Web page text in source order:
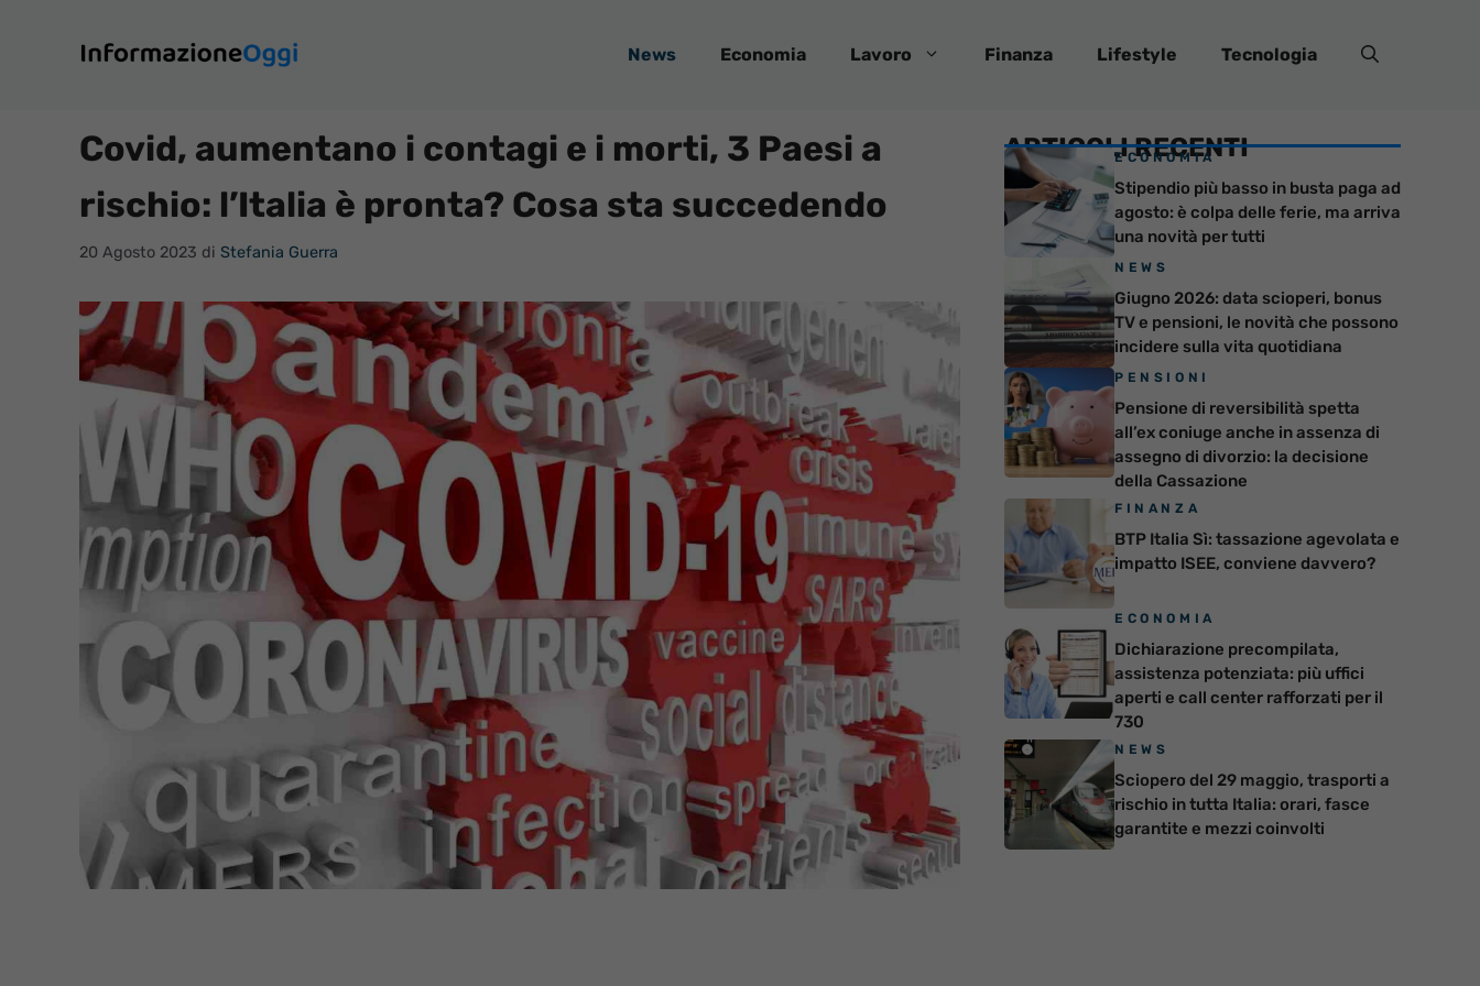
contenuto
News Economia Lavoro Finanza Lifestyle Tecnologia
Covid, aumentano i contagi e i morti, 3 Paesi a
rischio: l’Italia è pronta? Cosa sta succedendo
20 Agosto 2023 di Stefania Guerra
ARTICOLI RECENTI
ECONOMIA
Stipendio più basso in busta paga ad
agosto: è colpa delle ferie, ma arriva
una novità per tutti
NEWS
Giugno 2026: data scioperi, bonus
TV e pensioni, le novità che possono
incidere sulla vita quotidiana
PENSIONI
Pensione di reversibilità spetta
all’ex coniuge anche in assenza di
assegno di divorzio: la decisione
della Cassazione
FINANZA
BTP Italia Sì: tassazione agevolata e
impatto ISEE, conviene davvero?
ECONOMIA
Dichiarazione precompilata,
assistenza potenziata: più uffici
aperti e call center rafforzati per il
730
NEWS
Sciopero del 29 maggio, trasporti a
rischio in tutta Italia: orari, fasce
garantite e mezzi coinvolti